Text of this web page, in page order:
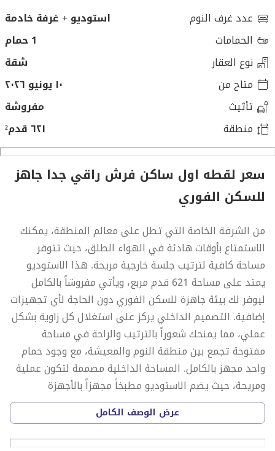
عدد غرف النوم
استوديو + غرفة خادمة
الحمامات
1 حمام
نوع العقار
شقة
متاح من
١٠ يونيو ٢٠٢٦
تأثيث
مفروشة
منطقة
٦٢١ قدم²
سعر لقطه اول ساكن فرش راقي جدا جاهز
للسكن الفوري
من الشرفة الخاصة التي تطل على معالم المنطقة، يمكنك
الاستمتاع بأوقات هادئة في الهواء الطلق، حيث تتوفر
مساحة كافية لترتيب جلسة خارجية مريحة. هذا الاستوديو
يمتد على مساحة 621 قدم مربع، ويأتي مفروشاً بالكامل
ليوفر لك بيئة جاهزة للسكن الفوري دون الحاجة لأي تجهيزات
إضافية. التصميم الداخلي يركز على استغلال كل زاوية بشكل
عملي، مما يمنحك شعوراً بالترتيب والراحة في مساحة
مفتوحة تجمع بين منطقة النوم والمعيشة، مع وجود حمام
واحد مجهز بالكامل. المساحة الداخلية مصممة لتكون عملية
ومريحة، حيث يضم الاستوديو مطبخاً مجهزاً بالأجهزة
الأساسية التي تسهل عليك مهامك اليومية. كما تتوفر غرفة
خادمة إضافية تمنحك مرونة أكبر في استخدام المساحة،
سواء للتخزين أو كغرفة عمل هادئة. من الميزات التي تزيد
عرض الوصف الكامل